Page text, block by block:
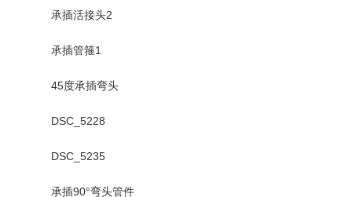
承插活接头2
承插管箍1
45度承插弯头
DSC_5228
DSC_5235
承插90°弯头管件